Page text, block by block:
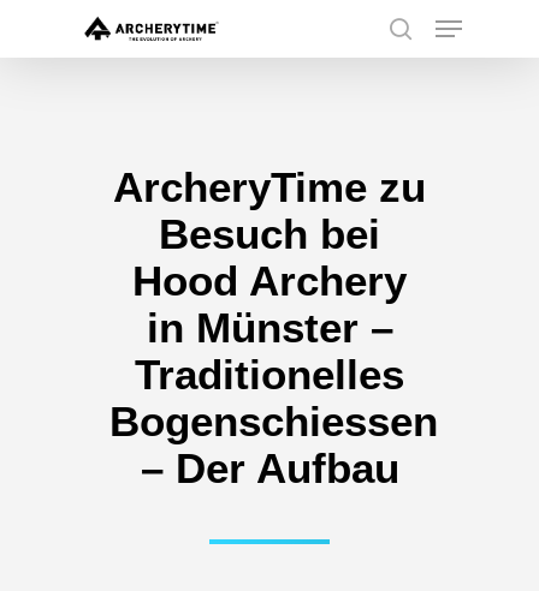
main
search
Menu
ArcheryTime zu
Besuch bei
Hood Archery
in Münster –
Traditionelles
Bogenschiessen
– Der Aufbau